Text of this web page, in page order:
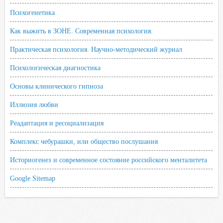
Психогенетика
Как выжить в ЗОНЕ. Современная психология.
Практическая психология. Научно-методический журнал
Психологическая диагностика
Основы клинического гипноза
Иллюзия любви
Реадаптация и ресоциализация
Комплекс чебурашки, или общество послушания
Историогенез и современное состояние российского менталитета
Google Sitemap